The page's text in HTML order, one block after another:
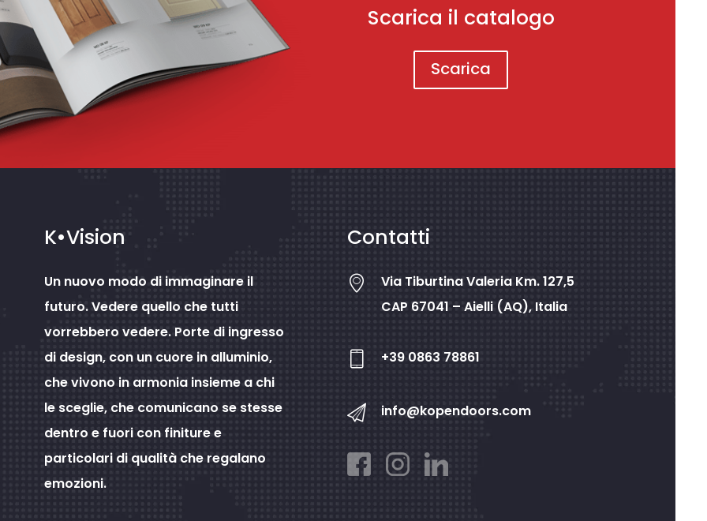
Scarica il catalogo
Scarica
K•Vision
Un nuovo modo di immaginare il
futuro. Vedere quello che tutti
vorrebbero vedere. Porte di ingresso
di design, con un cuore in alluminio,
che vivono in armonia insieme a chi
le sceglie, che comunicano se stesse
dentro e fuori con finiture e
particolari di qualità che regalano
emozioni.
Contatti
Via Tiburtina Valeria Km. 127,5
CAP 67041 – Aielli (AQ), Italia
+39 0863 78861
info@kopendoors.com